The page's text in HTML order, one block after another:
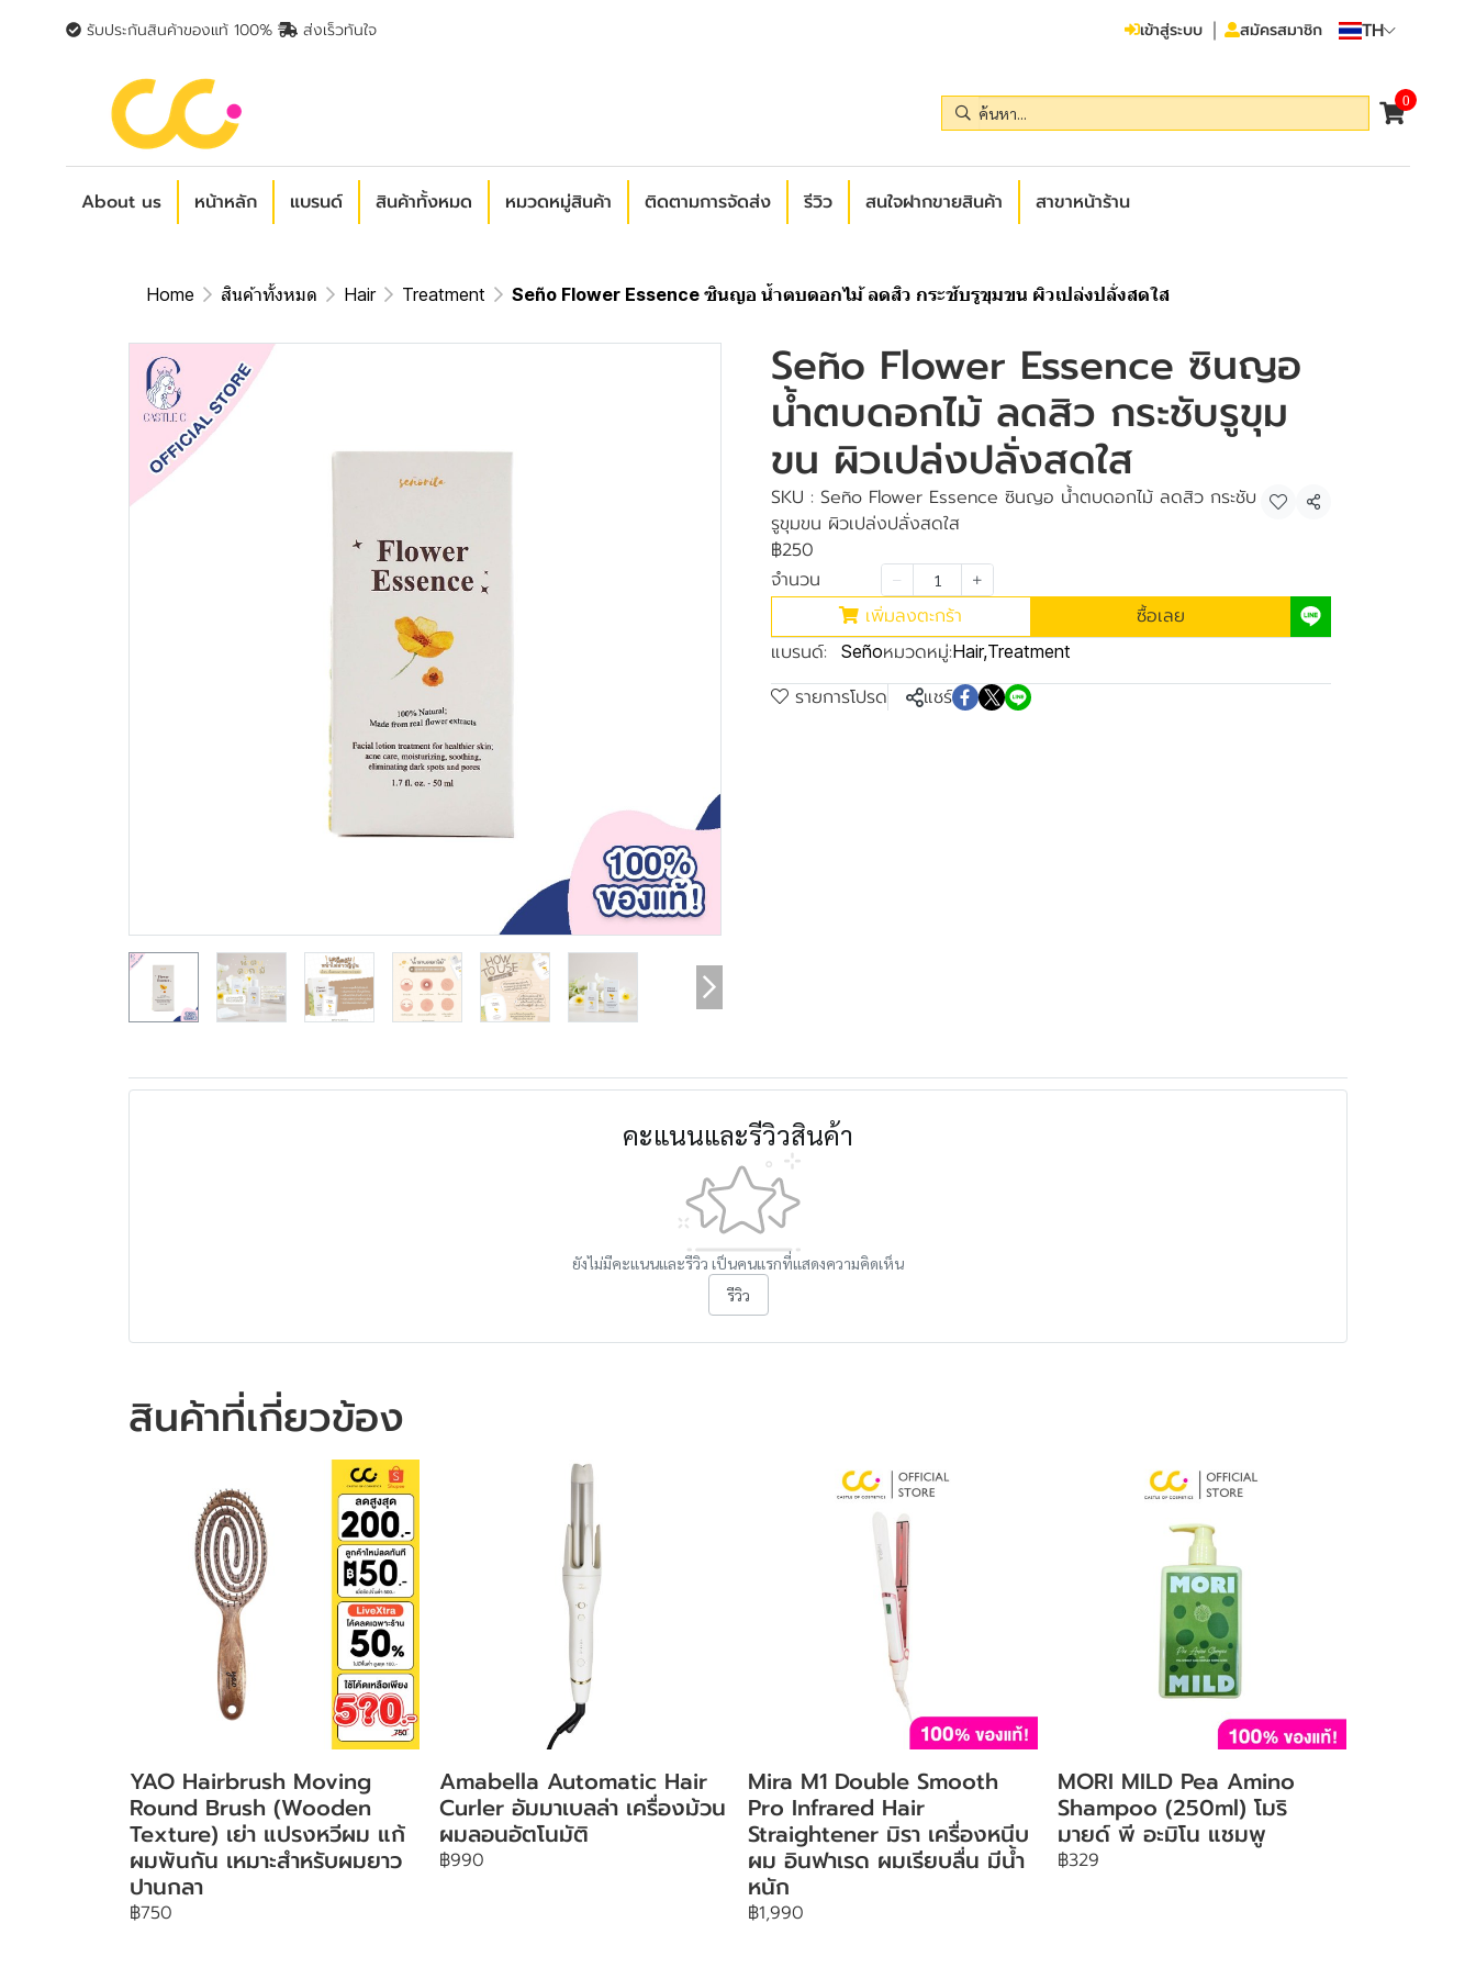
รับประกันสินค้าของแท้ 100% ส่งเร็วทันใจ เข้าสู่ระบบ สมัครสมาชิก TH
0
About us หน้าหลัก แบรนด์ สินค้าทั้งหมด หมวดหมู่สินค้า ติดตามการจัดส่ง รีวิว สนใจฝากขายสินค้า สาขาหน้าร้าน
Home สินค้าทั้งหมด Hair Treatment Seño Flower Essence ซินญอ น้ำตบดอกไม้ ลดสิว กระชับรูขุมขน ผิวเปล่งปลั่งสดใส
Seño Flower Essence ซินญอ
น้ำตบดอกไม้ ลดสิว กระชับรูขุม
ขน ผิวเปล่งปลั่งสดใส
SKU : Seño Flower Essence ซินญอ น้ำตบดอกไม้ ลดสิว กระชับ
รูขุมขน ผิวเปล่งปลั่งสดใส
แชร์
฿250
จำนวน
เพิ่มลงตะกร้า
ซื้อเลย
แบรนด์:
Señoหมวดหมู่:Hair,Treatment
รายการโปรด แชร์
คะแนนและรีวิวสินค้า
ยังไม่มีคะแนนและรีวิว เป็นคนแรกที่แสดงความคิดเห็น
รีวิว
สินค้าที่เกี่ยวข้อง
YAO Hairbrush Moving
Round Brush (Wooden
Texture) เย่า แปรงหวีผม แก้
ผมพันกัน เหมาะสำหรับผมยาว
ปานกลา
฿750
Amabella Automatic Hair
Curler อัมมาเบลล่า เครื่องม้วน
ผมลอนอัตโนมัติ
฿990
Mira M1 Double Smooth
Pro Infrared Hair
Straightener มิรา เครื่องหนีบ
ผม อินฟาเรด ผมเรียบลื่น มีน้ำ
หนัก
฿1,990
MORI MILD Pea Amino
Shampoo (250ml) โมริ
มายด์ พี อะมิโน แชมพู
฿329